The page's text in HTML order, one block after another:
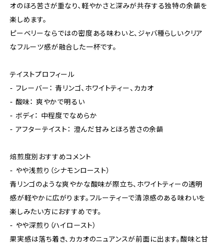
オのほろ苦さが重なり、軽やかさと深みが共存する独特の余韻を
楽しめます。
ピーベリーならではの密度ある味わいと、ジャバ種らしいクリア
なフルーツ感が融合した一杯です。
テイストプロフィール
- フレーバー： 青リンゴ、ホワイトティー、カカオ
- 酸味： 爽やかで明るい
- ボディ： 中程度でなめらか
- アフターテイスト： 澄んだ甘みとほろ苦さの余韻
焙煎度別おすすめコメント
- やや浅煎り（シナモンロースト）
青リンゴのような爽やかな酸味が際立ち、ホワイトティーの透明
感が軽やかに広がります。フルーティーで清涼感のある味わいを
楽しみたい方におすすめです。
- やや深煎り（ハイロースト）
果実感は落ち着き、カカオのニュアンスが前面に出ます。酸味と甘